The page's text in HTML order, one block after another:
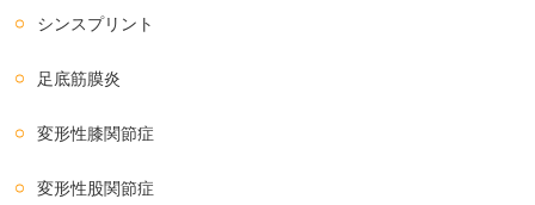
シンスプリント
足底筋膜炎
変形性膝関節症
変形性股関節症